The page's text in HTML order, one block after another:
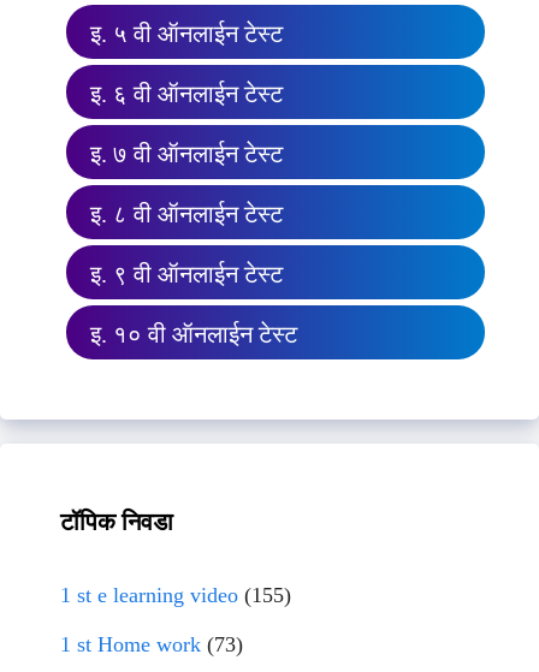
इ. ५ वी ऑनलाईन टेस्ट
इ. ६ वी ऑनलाईन टेस्ट
इ. ७ वी ऑनलाईन टेस्ट
इ. ८ वी ऑनलाईन टेस्ट
इ. ९ वी ऑनलाईन टेस्ट
इ. १० वी ऑनलाईन टेस्ट
टॉपिक निवडा
1 st e learning video (155)
1 st Home work (73)